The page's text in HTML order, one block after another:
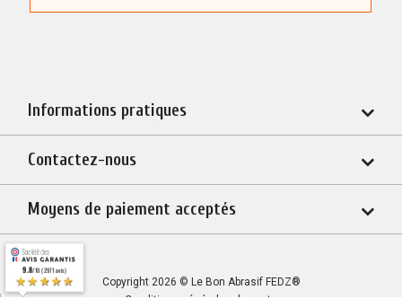
Informations pratiques
Contactez-nous
Moyens de paiement acceptés
Copyright 2026 © Le Bon Abrasif FEDZ®
9.8/10 (2971 avis)
★★★★★